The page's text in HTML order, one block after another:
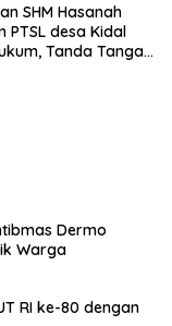
SHM Hasanah
PTSL desa Kidal
Tanda Tangan
Dermo
Warga
RI ke-80 dengan